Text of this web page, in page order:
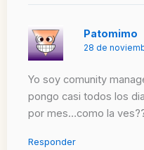
Patomimo
28 de
Yo soy comunity
pongo casi todos los
por mes…como la
Responder